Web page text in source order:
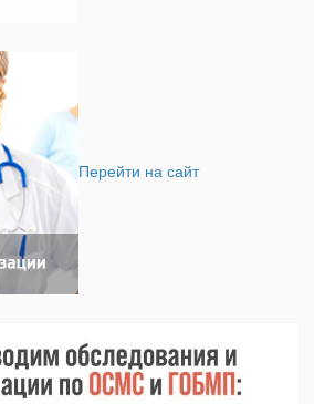
Перейти на сайт